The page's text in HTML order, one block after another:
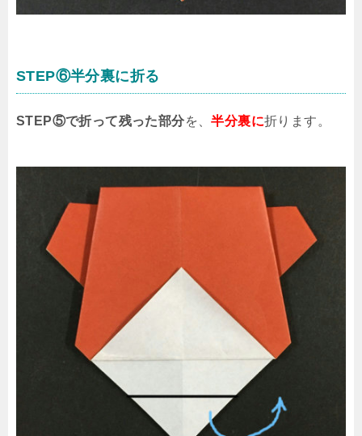
STEP⑥半分裏に折る
STEP⑤で折って残った部分を、半分裏に折ります。